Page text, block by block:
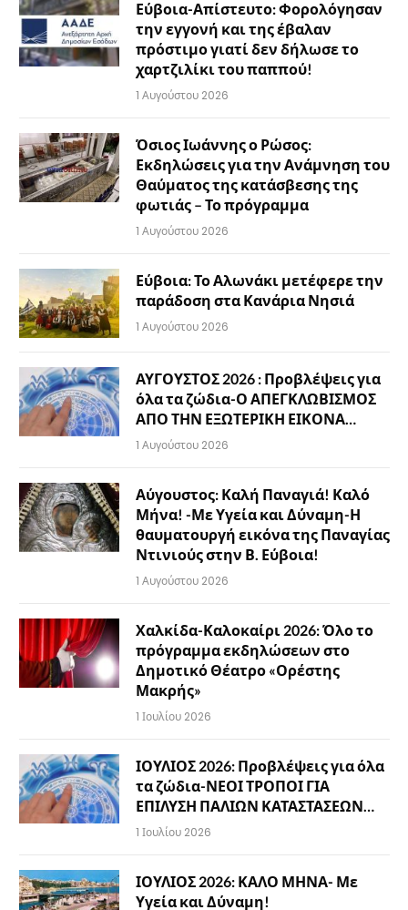
Εύβοια-Απίστευτο: Φορολόγησαν
την εγγονή και της έβαλαν
πρόστιμο γιατί δεν δήλωσε το
χαρτζιλίκι του παππού!
1 Αυγούστου 2026
Όσιος Ιωάννης ο Ρώσος:
Εκδηλώσεις για την Ανάμνηση του
Θαύματος της κατάσβεσης της
φωτιάς – Το πρόγραμμα
1 Αυγούστου 2026
Εύβοια: Το Αλωνάκι μετέφερε την
παράδοση στα Κανάρια Νησιά
1 Αυγούστου 2026
ΑΥΓΟΥΣΤΟΣ 2026 : Προβλέψεις για
όλα τα ζώδια-Ο ΑΠΕΓΚΛΩΒΙΣΜΟΣ
ΑΠΟ ΤΗΝ ΕΞΩΤΕΡΙΚΗ ΕΙΚΟΝΑ…
1 Αυγούστου 2026
Αύγουστος: Καλή Παναγιά! Καλό
Μήνα! -Με Υγεία και Δύναμη-Η
θαυματουργή εικόνα της Παναγίας
Ντινιούς στην Β. Εύβοια!
1 Αυγούστου 2026
Χαλκίδα-Καλοκαίρι 2026: Όλο το
πρόγραμμα εκδηλώσεων στο
Δημοτικό Θέατρο «Ορέστης
Μακρής»
1 Ιουλίου 2026
ΙΟΥΛΙΟΣ 2026: Προβλέψεις για όλα
τα ζώδια-ΝΕΟΙ ΤΡΟΠΟΙ ΓΙΑ
ΕΠΙΛΥΣΗ ΠΑΛΙΩΝ ΚΑΤΑΣΤΑΣΕΩΝ…
1 Ιουλίου 2026
ΙΟΥΛΙΟΣ 2026: ΚΑΛΟ ΜΗΝΑ- Με
Υγεία και Δύναμη!